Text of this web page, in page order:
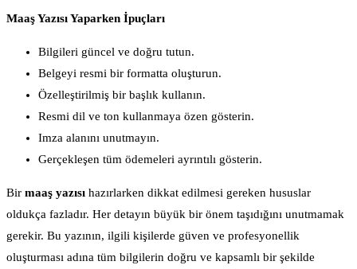
Maaş Yazısı Yaparken İpuçları
Bilgileri güncel ve doğru tutun.
Belgeyi resmi bir formatta oluşturun.
Özelleştirilmiş bir başlık kullanın.
Resmi dil ve ton kullanmaya özen gösterin.
Imza alanını unutmayın.
Gerçekleşen tüm ödemeleri ayrıntılı gösterin.
Bir maaş yazısı hazırlarken dikkat edilmesi gereken hususlar
oldukça fazladır. Her detayın büyük bir önem taşıdığını unutmamak
gerekir. Bu yazının, ilgili kişilerde güven ve profesyonellik
oluşturması adına tüm bilgilerin doğru ve kapsamlı bir şekilde